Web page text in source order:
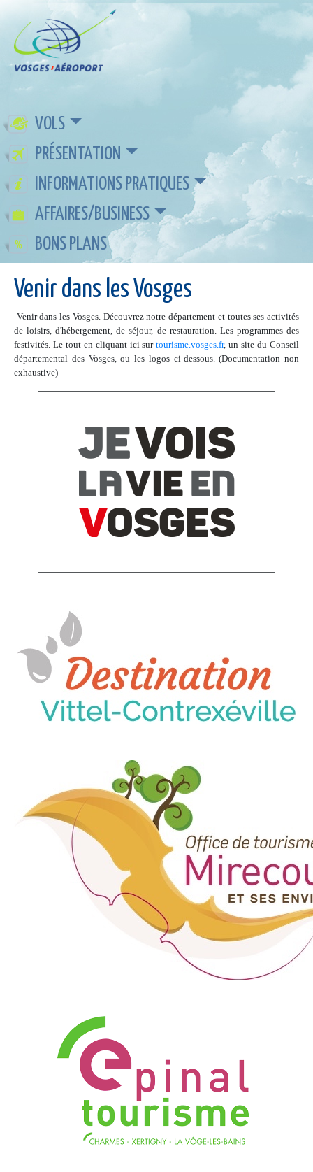
VOLS
PRÉSENTATION
INFORMATIONS PRATIQUES
AFFAIRES/BUSINESS
BONS PLANS
Venir dans les Vosges
Venir dans les Vosges. Découvrez notre département et toutes ses activités
de loisirs, d'hébergement, de séjour, de restauration. Les programmes des
festivités. Le tout en cliquant ici surtourisme.vosges.fr, un site du Conseil
départemental des Vosges, ou les logos ci-dessous.(Documentation non
exhaustive)